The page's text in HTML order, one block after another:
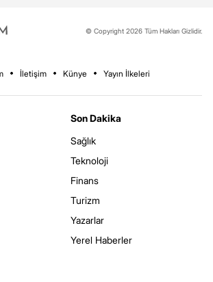
© Copyright 2026 Tüm Hakları Gizlidir.
İletişim Künye Yayın İlkeleri
Son Dakika
Sağlık
Teknoloji
Finans
Turizm
Yazarlar
Yerel Haberler